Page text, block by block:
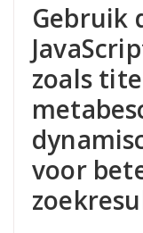
Gebruik
zoals
voor